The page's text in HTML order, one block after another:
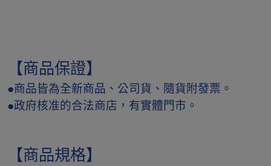
【商品保證】
●商品皆為全新商品、公司貨、隨貨附發票。
●政府核准的合法商店，有實體門市。
【商品規格】